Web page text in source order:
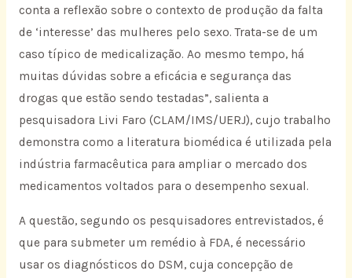
conta a reflexão sobre o contexto de produção da falta
de ‘interesse’ das mulheres pelo sexo. Trata-se de um
caso típico de medicalização. Ao mesmo tempo, há
muitas dúvidas sobre a eficácia e segurança das
drogas que estão sendo testadas”, salienta a
pesquisadora Livi Faro (CLAM/IMS/UERJ), cujo trabalho
demonstra como a literatura biomédica é utilizada pela
indústria farmacêutica para ampliar o mercado dos
medicamentos voltados para o desempenho sexual.
A questão, segundo os pesquisadores entrevistados, é
que para submeter um remédio à FDA, é necessário
usar os diagnósticos do DSM, cuja concepção de